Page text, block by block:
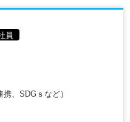
員
、SDGｓなど）